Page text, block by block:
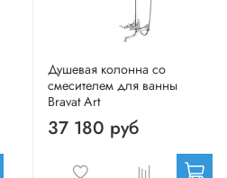
Душевая колонна со
смесителем для ванны
Bravat Art
37 180 руб